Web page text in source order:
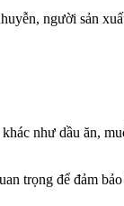
người sản
như dầu ăn,
trọng để đảm